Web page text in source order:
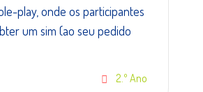
play, onde os participantes
um sim (ao seu pedido
2.º Ano